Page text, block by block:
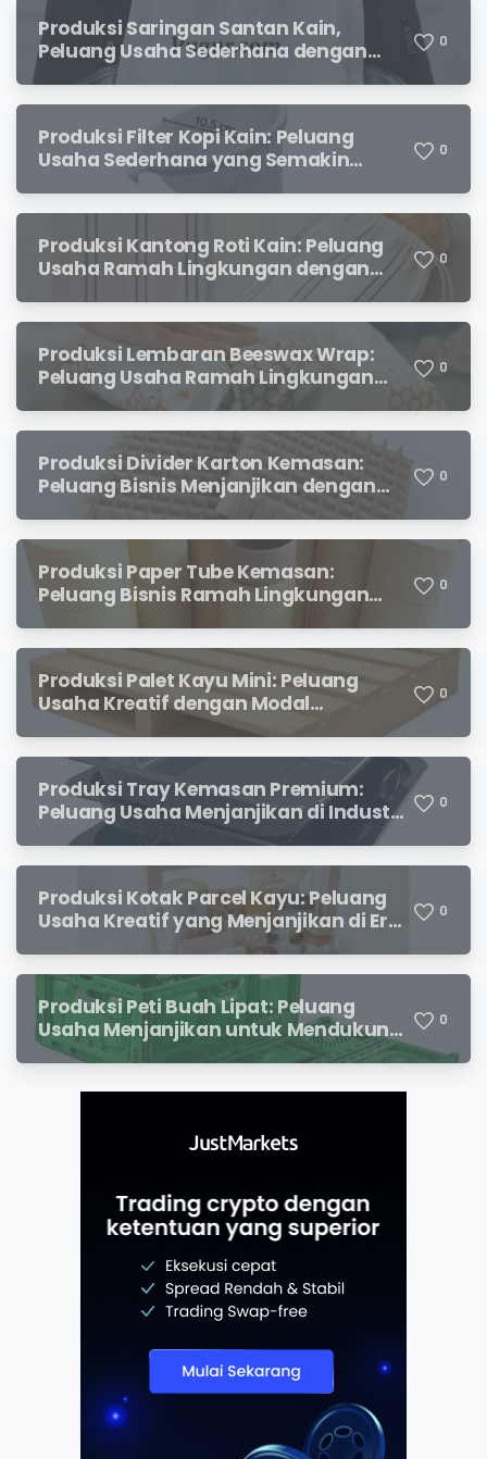
Produksi Saringan Santan Kain,
Peluang Usaha Sederhana dengan
Permintaan yang Terus Meningkat
0
Produksi Filter Kopi Kain: Peluang
Usaha Sederhana yang Semakin
Diminati Pecinta Kopi
0
Produksi Kantong Roti Kain: Peluang
Usaha Ramah Lingkungan dengan
0
Produksi Lembaran Beeswax Wrap:
Peluang Usaha Ramah Lingkungan
yang Menjanjikan
0
Produksi Divider Karton Kemasan:
Peluang Bisnis Menjanjikan dengan
Permintaan yang Terus Meningkat
0
Produksi Paper Tube Kemasan:
Peluang Bisnis Ramah Lingkungan
0
Produksi Palet Kayu Mini: Peluang
Usaha Kreatif dengan Modal
Terjangkau dan Potensi Keuntungan
0
Produksi Tray Kemasan Premium:
Peluang Usaha Menjanjikan di Industri
Packaging Modern
0
Produksi Kotak Parcel Kayu: Peluang
Usaha Kreatif yang Menjanjikan di Era
Kemasan Premium
0
Produksi Peti Buah Lipat: Peluang
Usaha Menjanjikan untuk Mendukung
Distribusi Hasil Pertanian
0